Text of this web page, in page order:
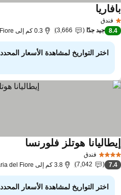
فندق
8.4 جيد جدًا 3,666 0.3 كم إلى Cattedrale di Santa Maria del Fiore
اختر التواريخ لمشاهدة الأسعار المحددة
فندق
هوتلز فلورنسا
7.4
7,042 3.8 كم إلى Cattedrale di Santa Maria del Fiore
اختر التواريخ لمشاهدة الأسعار المحددة